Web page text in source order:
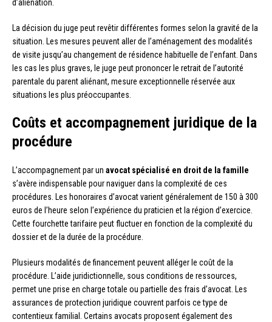
d’aliénation.
La décision du juge peut revêtir différentes formes selon la gravité de la
situation. Les mesures peuvent aller de l’aménagement des modalités
de visite jusqu’au changement de résidence habituelle de l’enfant. Dans
les cas les plus graves, le juge peut prononcer le retrait de l’autorité
parentale du parent aliénant, mesure exceptionnelle réservée aux
situations les plus préoccupantes.
Coûts et accompagnement juridique de la
procédure
L’accompagnement par un avocat spécialisé en droit de la famille
s’avère indispensable pour naviguer dans la complexité de ces
procédures. Les honoraires d’avocat varient généralement de 150 à 300
euros de l’heure selon l’expérience du praticien et la région d’exercice.
Cette fourchette tarifaire peut fluctuer en fonction de la complexité du
dossier et de la durée de la procédure.
Plusieurs modalités de financement peuvent alléger le coût de la
procédure. L’aide juridictionnelle, sous conditions de ressources,
permet une prise en charge totale ou partielle des frais d’avocat. Les
assurances de protection juridique couvrent parfois ce type de
contentieux familial. Certains avocats proposent également des